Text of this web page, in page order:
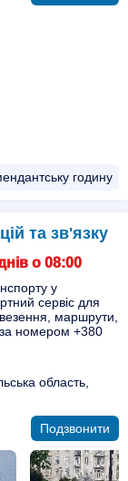
годину
та зв'язку
о 08:00
у
сервіс для
маршрути,
номером +380
область,
Подзвонити